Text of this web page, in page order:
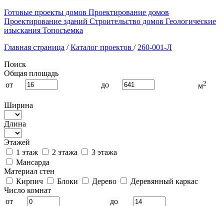
Готовые проекты домов Проектирование домов
Проектирование зданий Строительство домов Геологические
изыскания Топосъемка
Главная страница / Каталог проектов / 260-001-Л
Поиск
Общая площадь
от
до м2
Ширина
Длина
Этажей
1 этаж
2 этажа
3 этажа
Мансарда
Материал стен
Кирпич
Блоки Дерево
Деревянный каркас
Число комнат
от
до